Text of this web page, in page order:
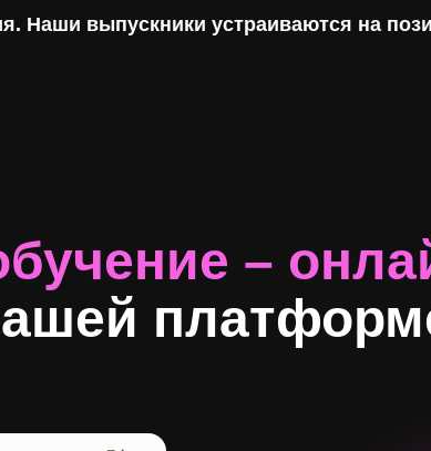
Наши выпускники устраиваются на
–